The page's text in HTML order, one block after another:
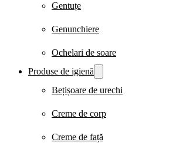
Gentuțe
Genunchiere
Ochelari de soare
Produse de igienă
Bețișoare de urechi
Creme de corp
Creme de față